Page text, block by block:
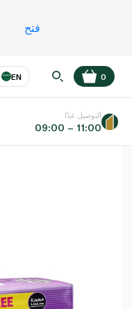
فتح
EN
عر
0
التوصيل غدًا
09:00 – 11:00